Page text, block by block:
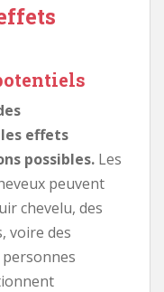
effets
possibles. Les
peuvent
chevelu, des
voire des